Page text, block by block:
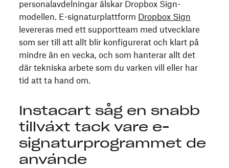
personalavdelningar älskar Dropbox Sign-
modellen. E-signaturplattform Dropbox Sign
levereras med ett supportteam med utvecklare
som ser till att allt blir konfigurerat och klart på
mindre än en vecka, och som hanterar allt det
där tekniska arbete som du varken vill eller har
tid att ta hand om.
Instacart såg en snabb
tillväxt tack vare e-
signaturprogrammet de
använde